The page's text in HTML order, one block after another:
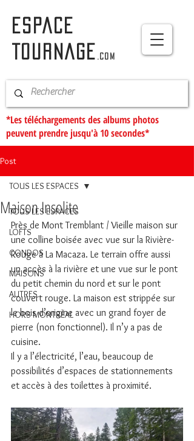
ESPACE
TOURNAGE
.com
*Les téléchargements des albums photos
peuvent prendre jusqu'à 10 secondes*
Post
TOUS LES ESPACES
LOFTS
CONDOS
MAISONS
AUTRES
HORS MONTRÉAL
TOUS LES ESPACES
Maison Insolite
Près de Mont Tremblant / Vieille maison sur
une colline boisée avec vue sur la Rivière-
Rouge à La Macaza. Le terrain offre aussi
un accès à la rivière et une vue sur le pont
du petit chemin du nord et sur le pont
couvert rouge. La maison est strippée sur
le bois d’origine avec un grand foyer de
pierre (non fonctionnel). Il n’y a pas de
cuisine.
Il y a l’électricité, l’eau, beaucoup de
possibilités d’espaces de stationnements
et accès à des toilettes à proximité.